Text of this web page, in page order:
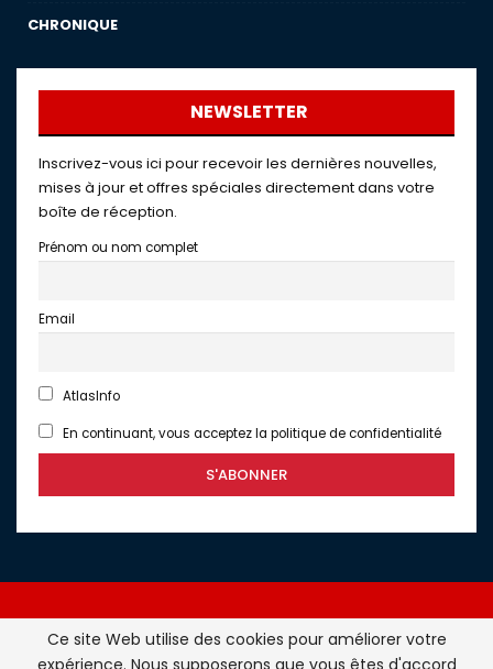
CHRONIQUE
NEWSLETTER
Inscrivez-vous ici pour recevoir les dernières nouvelles,
mises à jour et offres spéciales directement dans votre
boîte de réception.
Prénom ou nom complet
Email
AtlasInfo
En continuant, vous acceptez la politique de confidentialité
Ce site Web utilise des cookies pour améliorer votre
expérience. Nous supposerons que vous êtes d'accord